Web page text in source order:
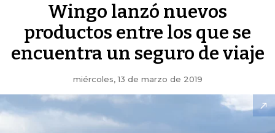
Wingo lanzó nuevos
productos entre los que se
encuentra un seguro de viaje
miércoles, 13 de marzo de 2019